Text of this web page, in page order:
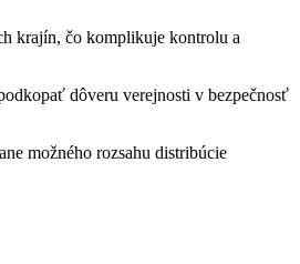
krajín, čo komplikuje kontrolu a
dôveru verejnosti v bezpečnosť
možného rozsahu distribúcie